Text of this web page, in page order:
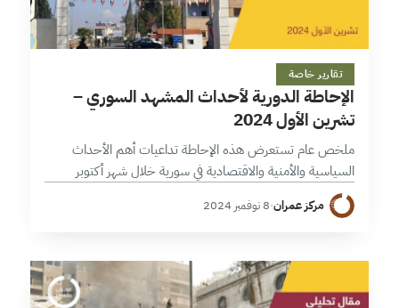
12 دقائق
تقارير خاصة
الإحاطة الدورية لأحداث المشهد السوري –
تشرين الأول 2024
ملخص عام تستعرض هذه الإحاطة تداعيات أهم الأحداث
السياسية والأمنية والاقتصادية في سورية خلال شهر أكتوبر
بشكل مباشر على الأوضاع في سورية، وسط…
مركز عمران·8 نوفمبر 2024